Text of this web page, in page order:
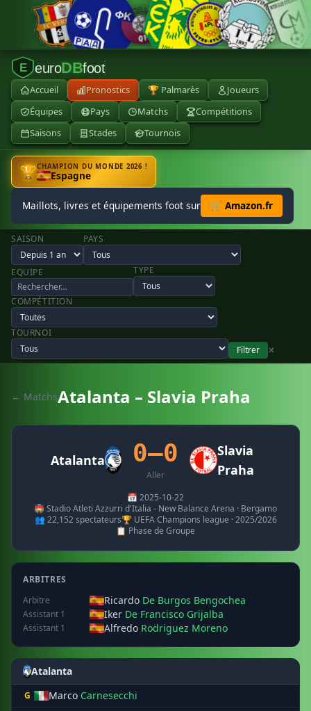
E euroDBfoot
Accueil Pronostics 🏆 Palmarès
Joueurs
Équipes
Pays Matchs
Compétitions
Saisons
Stades Tournois
🏆CHAMPION DU MONDE 2026 !
Espagne
Maillots, livres et équipements foot sur 🛒 Amazon.fr
SAISON PAYS
EQUIPE TYPE
COMPÉTITION
TOURNOI
Filtrer
✕
← MatchsAtalanta – Slavia Praha
Atalanta 0–0
Aller
Slavia
Praha
📅 2025-10-22
🏟️ Stadio Atleti Azzurri d'Italia - New Balance Arena · Bergamo
👥 22,152 spectateurs🏆 UEFA Champions league · 2025/2026
📋 Phase de Groupe
ARBITRES
Arbitre
Ricardo De Burgos Bengochea
Assistant 1 Iker De Francisco Grijalba
Assistant 1 Alfredo Rodriguez Moreno
Atalanta
G Marco Carnesecchi